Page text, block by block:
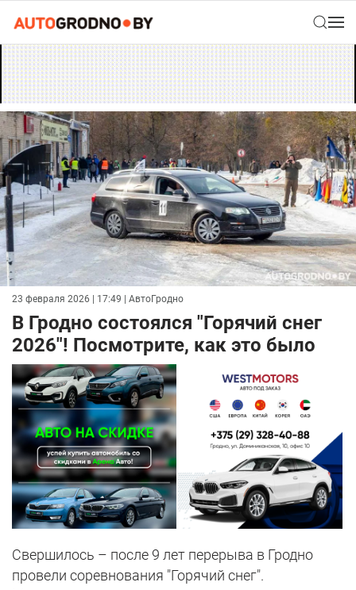
23 февраля 2026 | 17:49 | АвтоГродно
В Гродно состоялся "Горячий снег
2026"! Посмотрите, как это было
Свершилось – после 9 лет перерыва в Гродно
провели соревнования "Горячий снег".